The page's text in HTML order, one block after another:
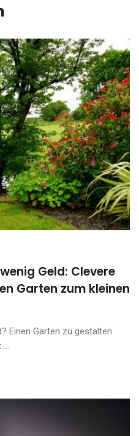
Geld: Clevere
Garten zum kleinen
Einen Garten zu gestalten